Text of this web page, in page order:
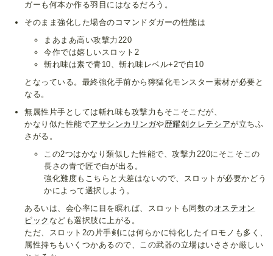
ガーも何本か作る羽目にはなるだろう。
そのまま強化した場合のコマンドダガーの性能は
まあまあ高い攻撃力220
今作では嬉しいスロット2
斬れ味は素で青10、斬れ味レベル+2で白10
となっている。最終強化手前から獰猛化モンスター素材が必要と
なる。
無属性片手としては斬れ味も攻撃力もそこそこだが、
かなり似た性能でアサシンカリンガや歴耀剣クレテシアが立ちふ
さがる。
この2つはかなり類似した性能で、攻撃力220にそこそこの
長さの青で匠で白が出る。
強化難度もこちらと大差はないので、スロットが必要かどう
かによって選択しよう。
あるいは、会心率に目を瞑れば、スロットも同数のオステオン
ピック なども選択肢に上がる。
ただ、スロット2の片手剣には何らかに特化したイロモノも多く、
属性持ちもいくつかあるので、この武器の立場はいささか厳しい